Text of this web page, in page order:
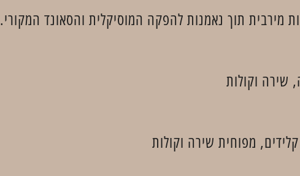
מירבית תוך נאמנות להפקה המוסיקלית והסאונד המקורי.
שירה וקולות
מפוחית שירה וקולות